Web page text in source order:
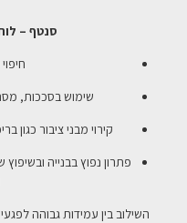
סנטף –
שימוש בסככות,
קירוי מבני ציבור כגון
פתרון נפוץ בבנייה
השילוב בין עמידות גבוהה